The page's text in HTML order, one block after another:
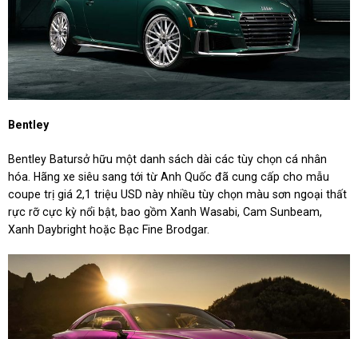
Bentley
Bentley Batursở hữu một danh sách dài các tùy chọn cá nhân
hóa. Hãng xe siêu sang tới từ Anh Quốc đã cung cấp cho mẫu
coupe trị giá 2,1 triệu USD này nhiều tùy chọn màu sơn ngoại thất
rực rỡ cực kỳ nổi bật, bao gồm Xanh Wasabi, Cam Sunbeam,
Xanh Daybright hoặc Bạc Fine Brodgar.